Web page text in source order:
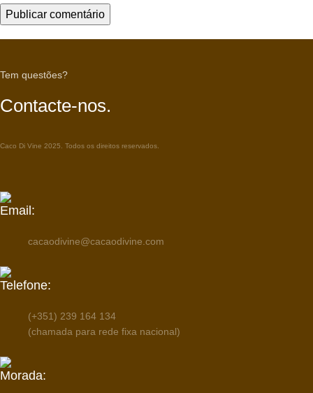
Tem questões?
Contacte-nos.
Caco Di Vine 2025. Todos os direitos reservados.
Email:
cacaodivine@cacaodivine.com
Telefone:
(+351) 239 164 134
(chamada para rede fixa nacional)
Morada: